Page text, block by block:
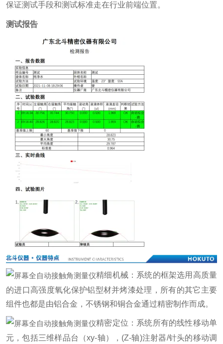
保证测试手段和测试标准走在行业前端位置。
测试报告
精细机械：系统的框架选用高质量
的进口高强度氧化保护铝型材并烤漆处理，所有的其它主要
组件也都是由铝合金，不锈钢和铜合金通过精密制作而成。
精密定位：系统所有的线性移动单
元，包括三维样品台（xy-轴），(Z-轴)注射器/针头的移动调